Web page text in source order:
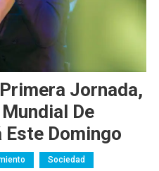
Jornada,
De
Este Domingo
Sociedad